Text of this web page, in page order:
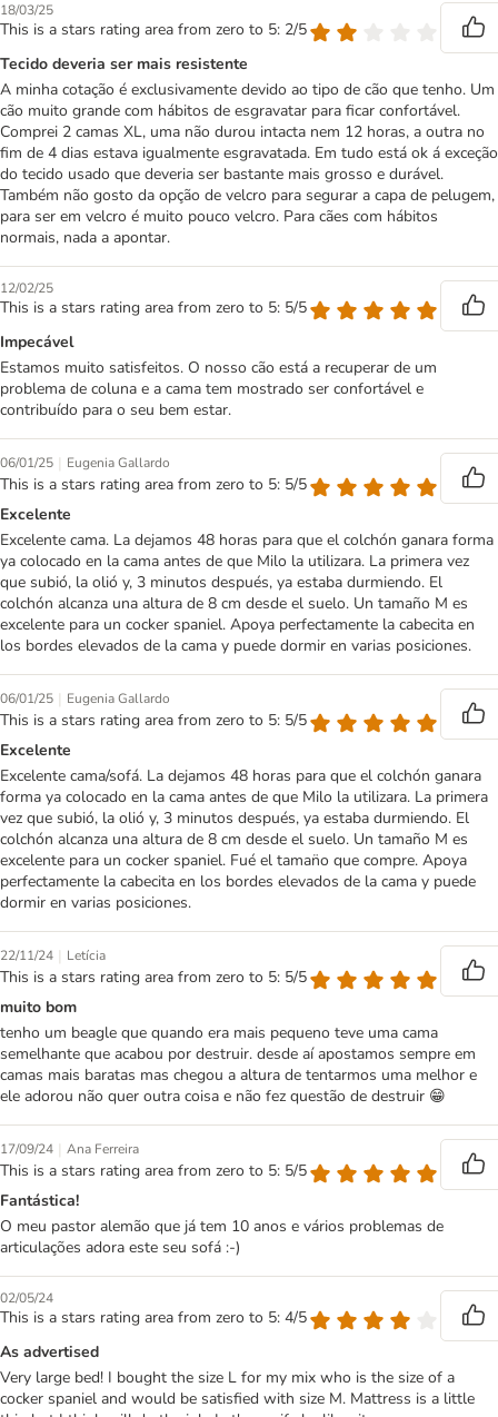
18/03/25
This is a stars rating area from zero to 5: 2/5
Tecido deveria ser mais resistente
A minha cotação é exclusivamente devido ao tipo de cão que tenho. Um
cão muito grande com hábitos de esgravatar para ficar confortável.
Comprei 2 camas XL, uma não durou intacta nem 12 horas, a outra no
fim de 4 dias estava igualmente esgravatada. Em tudo está ok á exceção
do tecido usado que deveria ser bastante mais grosso e durável.
Também não gosto da opção de velcro para segurar a capa de pelugem,
para ser em velcro é muito pouco velcro. Para cães com hábitos
normais, nada a apontar.
12/02/25
This is a stars rating area from zero to 5: 5/5
Impecável
Estamos muito satisfeitos. O nosso cão está a recuperar de um
problema de coluna e a cama tem mostrado ser confortável e
contribuído para o seu bem estar.
06/01/25 | Eugenia Gallardo
This is a stars rating area from zero to 5: 5/5
Excelente
Excelente cama. La dejamos 48 horas para que el colchón ganara forma
ya colocado en la cama antes de que Milo la utilizara. La primera vez
que subió, la olió y, 3 minutos después, ya estaba durmiendo. El
colchón alcanza una altura de 8 cm desde el suelo. Un tamaño M es
excelente para un cocker spaniel. Apoya perfectamente la cabecita en
los bordes elevados de la cama y puede dormir en varias posiciones.
06/01/25 | Eugenia Gallardo
This is a stars rating area from zero to 5: 5/5
Excelente
Excelente cama/sofá. La dejamos 48 horas para que el colchón ganara
forma ya colocado en la cama antes de que Milo la utilizara. La primera
vez que subió, la olió y, 3 minutos después, ya estaba durmiendo. El
colchón alcanza una altura de 8 cm desde el suelo. Un tamaño M es
excelente para un cocker spaniel. Fué el taman̈o que compre. Apoya
perfectamente la cabecita en los bordes elevados de la cama y puede
dormir en varias posiciones.
22/11/24 | Letícia
This is a stars rating area from zero to 5: 5/5
muito bom
tenho um beagle que quando era mais pequeno teve uma cama
semelhante que acabou por destruir. desde aí apostamos sempre em
camas mais baratas mas chegou a altura de tentarmos uma melhor e
ele adorou não quer outra coisa e não fez questão de destruir 😁
17/09/24 | Ana Ferreira
This is a stars rating area from zero to 5: 5/5
Fantástica!
O meu pastor alemão que já tem 10 anos e vários problemas de
articulações adora este seu sofá :-)
02/05/24
This is a stars rating area from zero to 5: 4/5
As advertised
Very large bed! I bought the size L for my mix who is the size of a
cocker spaniel and would be satisfied with size M. Mattress is a little